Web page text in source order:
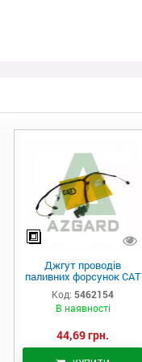
Джгут проводів
паливних форсунок CAT
C7/C9 (546-2154)
Код: 5462154
В наявності
44,69 грн.